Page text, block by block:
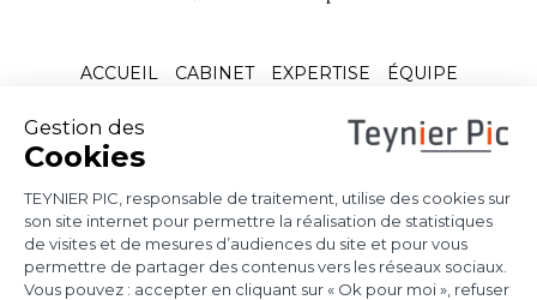
ACCUEIL CABINET EXPERTISE
ÉQUIPE
NOUS REJOINDRE PRESSE
MENTIONS LÉGALES
DONNÉES PERSONNELLES